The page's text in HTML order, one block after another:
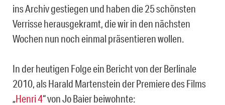
ins Archiv gestiegen und haben die 25 schönsten
Verrisse herausgekramt, die wir in den nächsten
Wochen nun noch einmal präsentieren wollen.
In der heutigen Folge ein Bericht von der Berlinale
2010, als Harald Martenstein der Premiere des Films
„Henri 4“ von Jo Baier beiwohnte: